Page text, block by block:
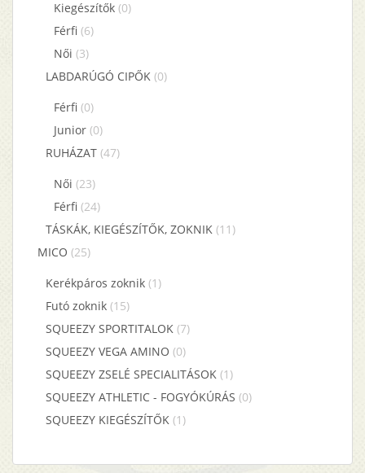
Kiegészítők (0)
Férfi (6)
Női (3)
LABDARÚGÓ CIPŐK (0)
Férfi (0)
Junior (0)
RUHÁZAT (47)
Női (23)
Férfi (24)
TÁSKÁK, KIEGÉSZÍTŐK, ZOKNIK (11)
MICO (25)
Kerékpáros zoknik (1)
Futó zoknik (15)
SQUEEZY SPORTITALOK (7)
SQUEEZY VEGA AMINO (0)
SQUEEZY ZSELÉ SPECIALITÁSOK (1)
SQUEEZY ATHLETIC - FOGYÓKÚRÁS (0)
SQUEEZY KIEGÉSZÍTŐK (1)